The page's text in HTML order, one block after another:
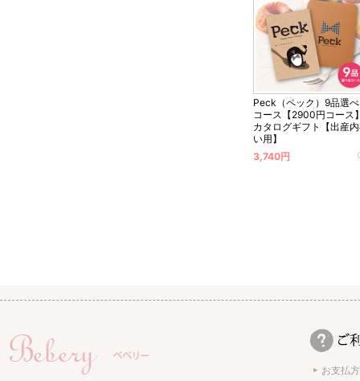
Peck（ペック）9品選
コース【2900円コース
カタログギフト【出産
い用】
3,740円
お支払